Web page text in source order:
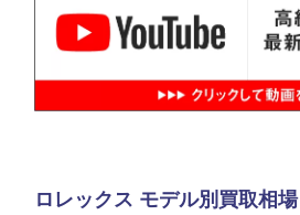
ロレックス モデル別買取相場